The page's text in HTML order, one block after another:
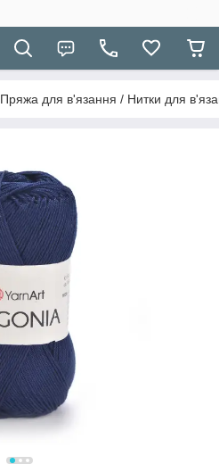
Пряжа для в'язання / Нитки для